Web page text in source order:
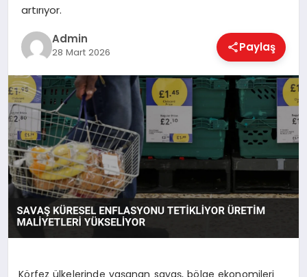
MAGAZIN
SAĞLIK
SPOR
TEKNOLOJI
artırıyor.
Admin
28 Mart 2026 Paylaş
Körfez ülkelerinde yaşanan savaş, bölge ekonomileri